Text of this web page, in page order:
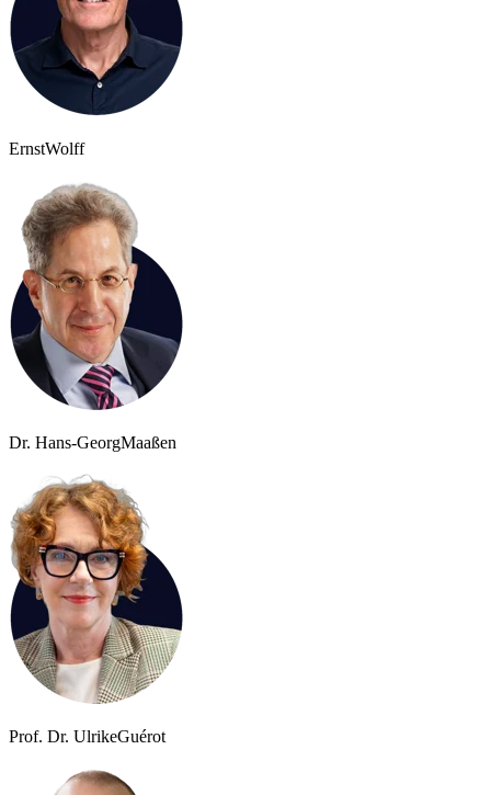
ErnstWolff
Dr. Hans-GeorgMaaßen
Prof. Dr. UlrikeGuérot